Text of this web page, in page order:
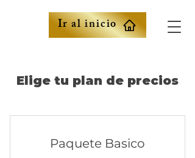
Ir al inicio
Elige tu plan de precios
Paquete Basico